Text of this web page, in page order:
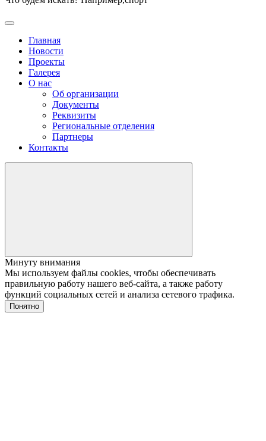
Главная
Новости
Проекты
Галерея
О нас
Об организации
Документы
Реквизиты
Региональные отделения
Партнеры
Контакты
Минуту внимания
Мы используем файлы cookies, чтобы обеспечивать
правильную работу нашего веб-сайта, а также работу
функций социальных сетей и анализа сетевого трафика.
Понятно